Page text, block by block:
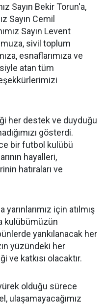
Sayın Bekir Torun'a,
Sayın Cemil
Sayın Levent
sivil toplum
esnaflarımıza ve
atan tüm
her destek ve duyduğu
gösterdi.
bir futbol kulübü
hayalleri,
hatıraları ve
yarınlarımız için atılmış
kulübümüzün
yankılanacak her
yüzündeki her
katkısı olacaktır.
olduğu sürece
ulaşamayacağımız